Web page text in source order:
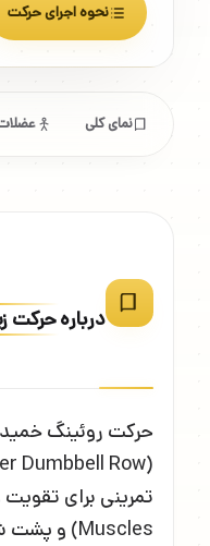
نحوه اجرای حرکت
نمای کلی
درباره حرکت
حرکت روئینگ